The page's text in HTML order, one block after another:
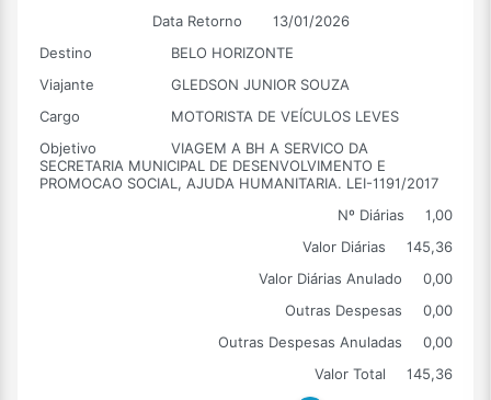
Data Retorno
13/01/2026
Destino
BELO HORIZONTE
Viajante
GLEDSON JUNIOR SOUZA
Cargo
MOTORISTA DE VEÍCULOS LEVES
Objetivo
VIAGEM A BH A SERVICO DA
SECRETARIA MUNICIPAL DE DESENVOLVIMENTO E
PROMOCAO SOCIAL, AJUDA HUMANITARIA. LEI-1191/2017
Nº Diárias
1,00
Valor Diárias
145,36
Valor Diárias Anulado
0,00
Outras Despesas
0,00
Outras Despesas Anuladas
0,00
Valor Total
145,36